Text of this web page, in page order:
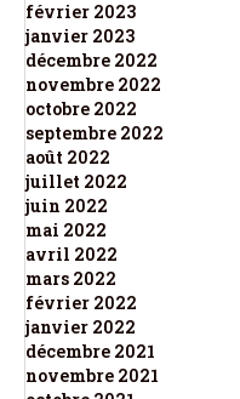
février 2023
janvier 2023
décembre 2022
novembre 2022
octobre 2022
septembre 2022
août 2022
juillet 2022
juin 2022
mai 2022
avril 2022
mars 2022
février 2022
janvier 2022
décembre 2021
novembre 2021